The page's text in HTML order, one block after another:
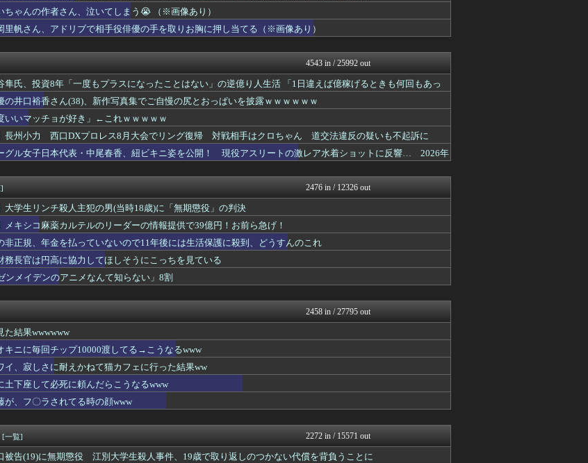
バウムクーヘン売ったりTikTokライブしててムカつ...
ロに福田組が出ます！」→爆死 ちいかわの監督「原作に忠...
Zチャンネル＠VIP
の婚約指輪を貰いました。結婚しました。弱男息...
いたしん！
ったんです。本当です。信じて下さい」 ←何でこの主張が...
組が出ます！」→爆死 ちいかわの監督「原作に忠実に」→...
VIPPER速報
さん、泣いてしまう😭 （※画像あり）
ラビット速報
ドシーン、エロすぎるwwwwwww
BIPブログ
バすぎる
ゴールデンタイムズ
寿司屋で満喫してしまうｗｗｗｗｗｗｗｗｗｗ
DXプロレス8月大会でリング復帰 対戦相手はクロちゃ...
筋肉速報
さん、自らのムホホなお乳を見せびらかしてしまうｗｗｗ...
えっ!?またここのサイト?
動習慣がない」 どんな運動すればいいのさ？
いたしん！
…
【2ch】ニュー速クオリテ...
と話題に なんでyoutubeに負けたのか・・・
ピンサロいったらｗｗｗｗｗｗｗｗｗwwww
チに過去最大レベルに混みそうwwwwwwwwwwww...
キニ速
ポニチ コラボグッズ発売決定！
ゴールデンタイムズ
に頼んだらこうなるwww
まとめCUP
柔らかそうなお乳wwwwwww
画編集で食っていこうと思うんだ』→結果
ぶる速-VIP
って、こういうの見ると興奮するんだよね笑❤」ﾊﾟｼｬ
ー、ライブ配信中に自殺 ⇒！
不思議.net - 5ch...
りにも発育が良すぎるwwwwwwww
してた相手にこの返信送ったらブロックされたんやが
4939円！喋りたいだけなら公園に行ってくれ（怒」
詰む 情報提供が累計1万3600件超え 目撃情報は「関...
【2ch】ニュー速クオリテ...
リブで相手役俳優の手を取りお胸に押し当てる（※画像あ...
円騙し取られた…」 ワイ「はえーかわいそう…会社滅茶...
シコすぎることが判明wwww
BIPブログ
ラビア電撃復帰で水着撮影ｗｗｗｗｗｗ
キニ速
表・中尾春香、紐ビキニ姿を公開！ 現役アスリートの激...
筋肉速報
〜」ワイ「(頼む！陰毛生えててくれ！)」
いたしん！
、何故か自らのパンツを見せつけてしまうｗｗｗｗｗｗ...
えっ!?またここのサイト?
ちゃんの作者さん、泣いてしまう😭 （※画像あり）
里帆さん、アドリブで相手役俳優の手を取りお胸に押し当てる（※画像あり）
4543 in / 25992 out
隼氏、投資8年「一度もプラスになったことはない」の逆億り人生活 「1日違えば億稼げるときも何回もあっ
の井口裕香さん(38)、新作写真集でご自慢の尻とおっぱいを披露ｗｗｗｗｗｗ
いいマッチョが好き」←これｗｗｗｗｗ
長州小力 西口DXプロレス8月大会でリング復帰 対戦相手はクロちゃん 道交法違反の疑いも不起訴に
グル女子日本代表・中尾春香、紐ビキニ姿を公開！ 現役アスリートの激レア水着ショットに反響… 2026年
2476 in / 12326 out
大学生リンチ殺人主犯の男(当時18歳)に「無期懲役」の判決
メキシコ麻薬カルテルのリーダーの情報提供で39億円！お前ら急げ！
非正規、年金を払っていないので11年後には生活保護に殺到、どうすんのこれ
務長官は円高に協力してほしそうにこっちを見ている
ンメイデンのアニメなんて知らない」8割
2458 in / 27795 out
た結果wwwwww
キニに毎回チップ10000渡してる→こうなるwww
イ、寂しさに耐えかねて猫カフェに行った結果ww
土下座して必死に頼んだらこうなるwww
が、フ〇ラされてる時の顔www
[一覧] 2272 in / 15571 out
被告(19)に無期懲役 江別大学生殺人事件、19歳で取り返しのつかない代償を背負うことに